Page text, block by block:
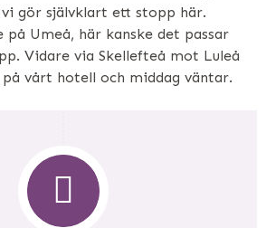
gör självklart ett stopp här.
på Umeå, här kanske det passar
Vidare via Skellefteå mot Luleå
vårt hotell och middag väntar.